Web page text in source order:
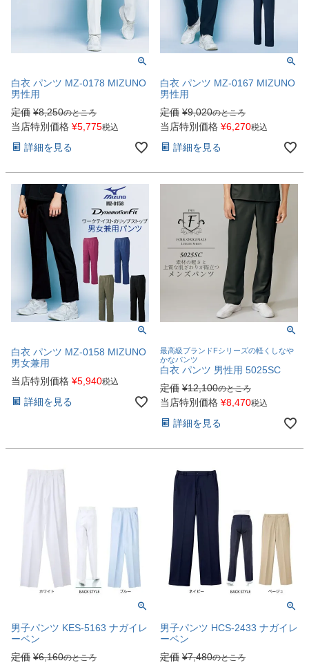
白衣 パンツ MZ-0178 MIZUNO
男性用
定価 ¥8,250のところ
当店特別価格 ¥5,775税込
詳細を見る
白衣 パンツ MZ-0167 MIZUNO
男性用
定価 ¥9,020のところ
当店特別価格 ¥6,270税込
詳細を見る
白衣 パンツ MZ-0158 MIZUNO
男女兼用
当店特別価格 ¥5,940税込
詳細を見る
最高級ブランドFシリーズの軽くしなや
かなパンツ
白衣 パンツ 男性用 5025SC
定価 ¥12,100のところ
当店特別価格 ¥8,470税込
詳細を見る
男子パンツ KES-5163 ナガイレ
ーベン
定価 ¥6,160のところ
男子パンツ HCS-2433 ナガイレ
ーベン
定価 ¥7,480のところ